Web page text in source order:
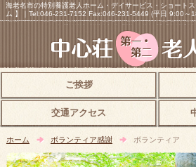
海老名市の特別養護老人ホーム・デイサービス・ショート
ム 】｜Tel:046-231-7152 Fax:046-231-5449 (平日 9:00～
ご挨拶
交通アクセス
ホーム ボランティア感謝 ボランティア